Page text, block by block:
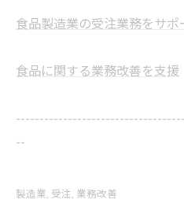
食品製造業の受注業務をサポ
食品に関する業務改善を支援
--
製造業 受注 業務改善